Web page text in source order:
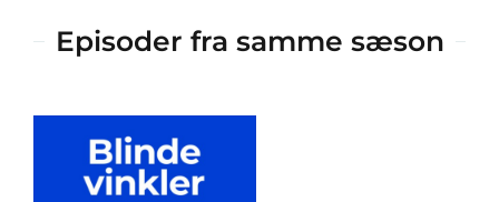
Episoder fra samme sæson